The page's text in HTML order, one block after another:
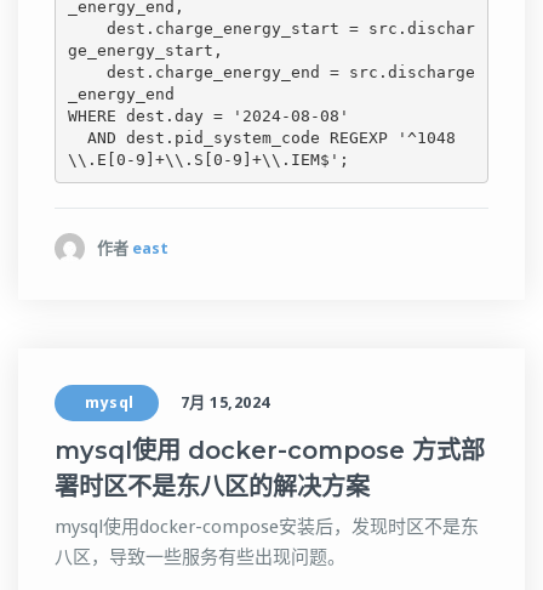
_energy_end,
ge_energy_start,
_energy_end
WHERE dest.day = '2024-08-08'
\\.E[0-9]+\\.S[0-9]+\\.IEM$';
作者 east
mysql 7月 15,2024
mysql使用 docker-compose 方式部
署时区不是东八区的解决方案
mysql使用docker-compose安装后，发现时区不是东
八区，导致一些服务有些出现问题。